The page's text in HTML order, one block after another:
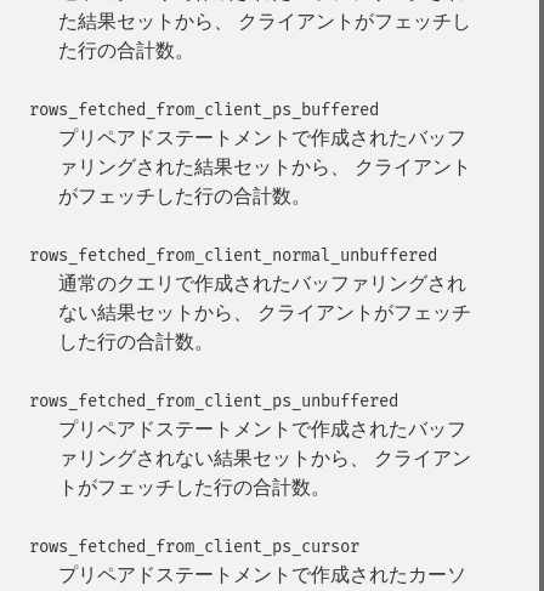
た結果セットから、 クライアントがフェッチし
た行の合計数。
rows_fetched_from_client_ps_buffered
プリペアドステートメントで作成されたバッフ
ァリングされた結果セットから、 クライアント
がフェッチした行の合計数。
rows_fetched_from_client_normal_unbuffered
通常のクエリで作成されたバッファリングされ
ない結果セットから、 クライアントがフェッチ
した行の合計数。
rows_fetched_from_client_ps_unbuffered
プリペアドステートメントで作成されたバッフ
ァリングされない結果セットから、 クライアン
トがフェッチした行の合計数。
rows_fetched_from_client_ps_cursor
プリペアドステートメントで作成されたカーソ